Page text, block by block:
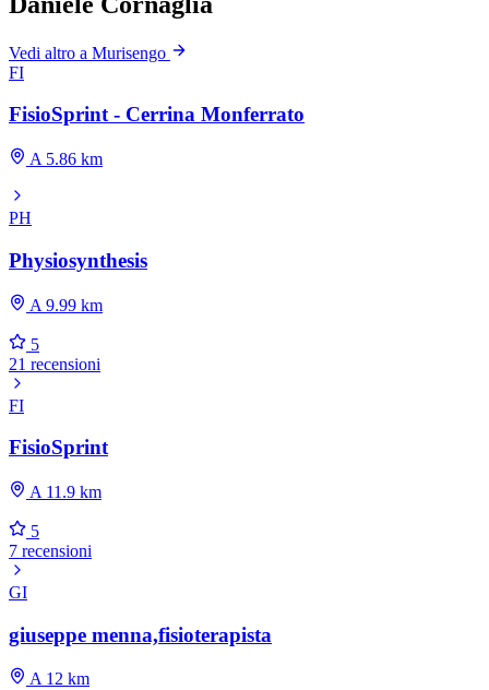
Vedi altro a Murisengo
FI
FisioSprint - Cerrina Monferrato
A 5.86 km
PH
Physiosynthesis
A 9.99 km
5
21 recensioni
FI
FisioSprint
A 11.9 km
5
7 recensioni
GI
giuseppe menna,fisioterapista
A 12 km